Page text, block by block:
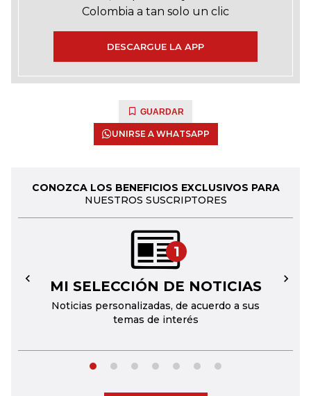
Colombia a tan solo un clic
DESCARGUE LA APP
GUARDAR
UNIRSE A WHATSAPP
CONOZCA LOS BENEFICIOS EXCLUSIVOS PARA
NUESTROS SUSCRIPTORES
1
MI SELECCIÓN DE NOTICIAS
Noticias personalizadas, de acuerdo a sus
temas de interés
← →